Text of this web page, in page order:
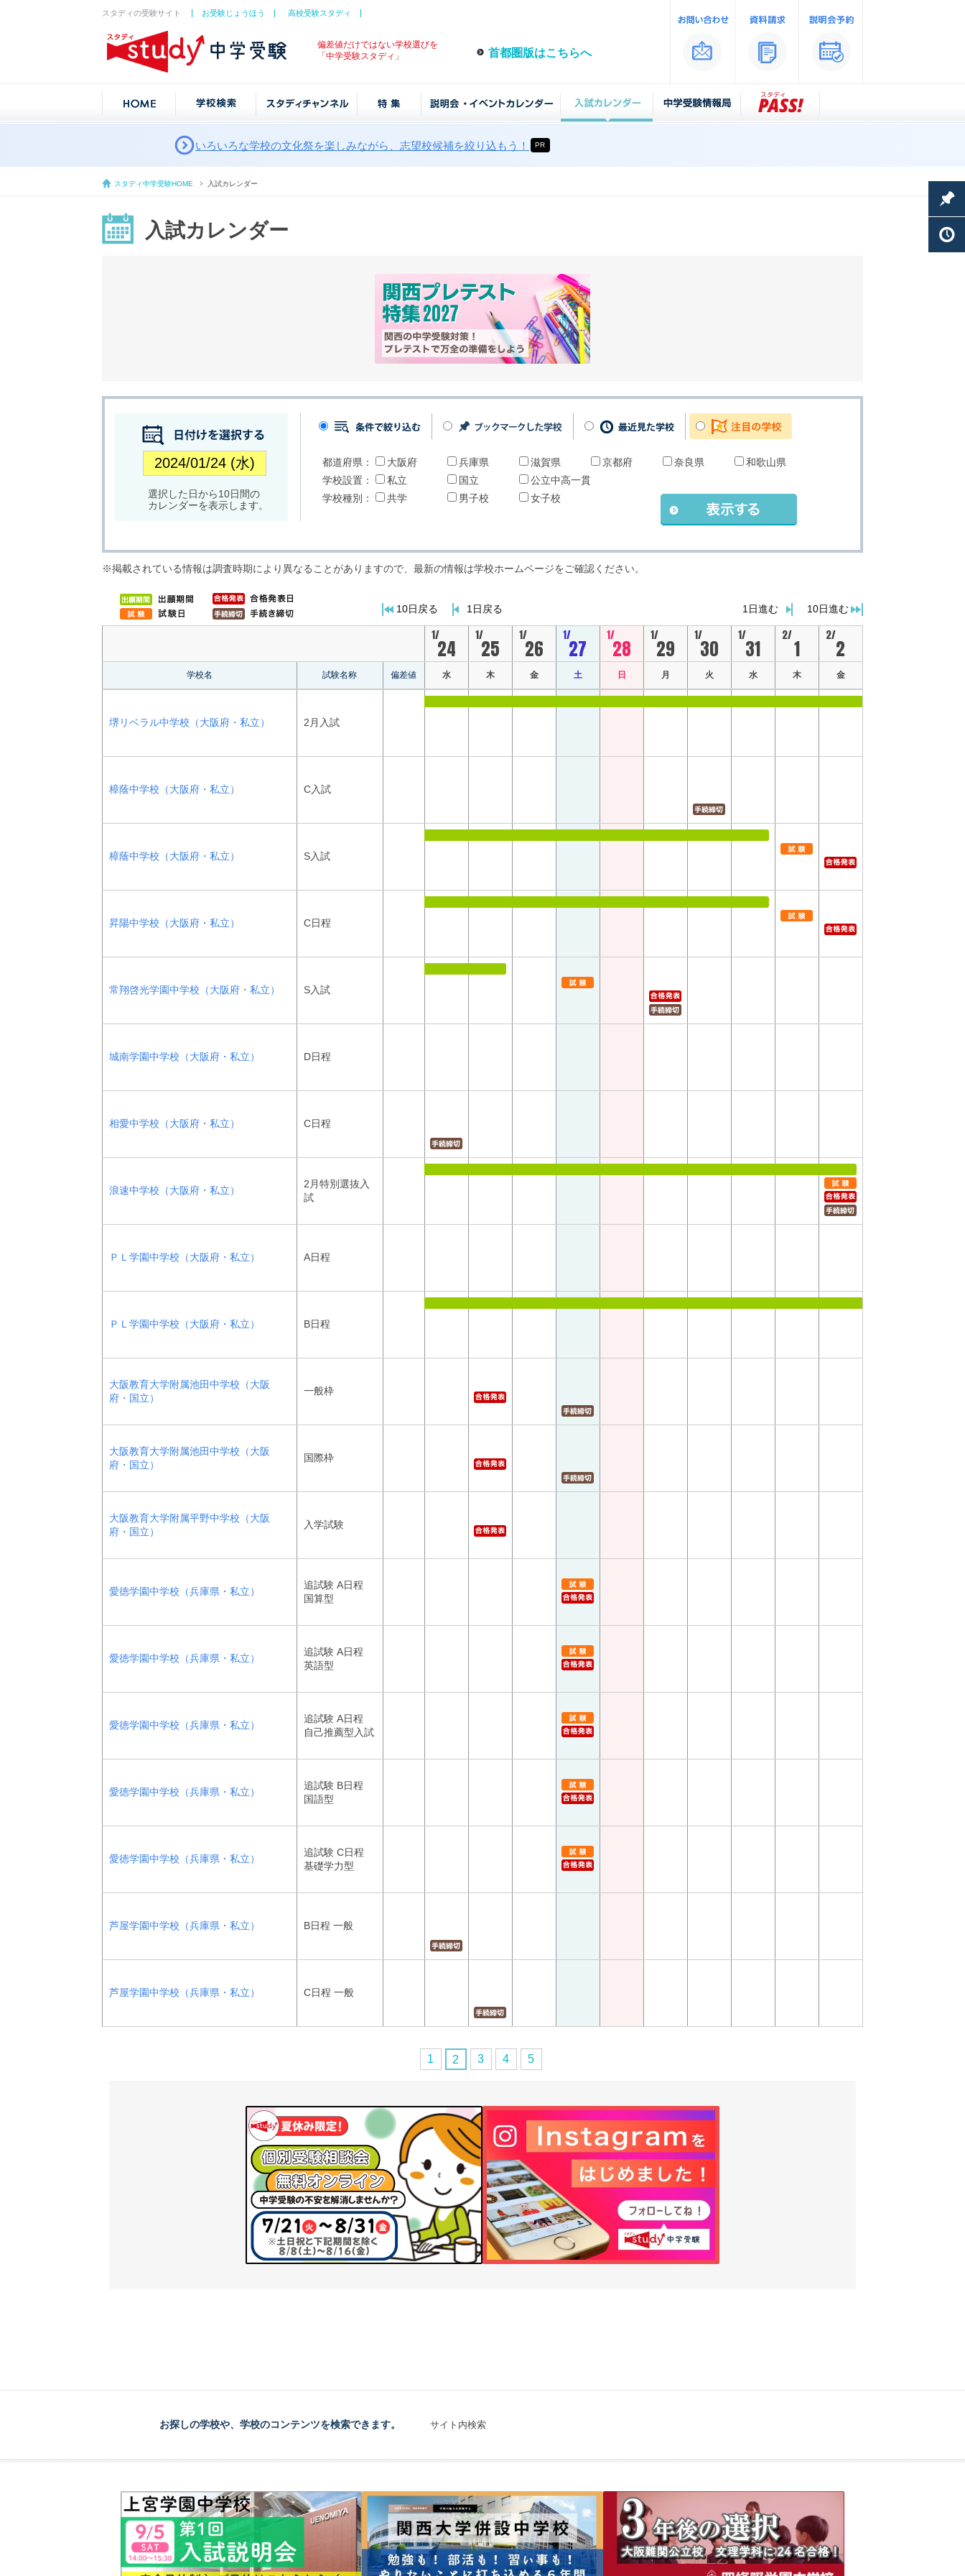
スタディの受験サイト お受験じょうほう 高校受験スタディ
偏差値だけではない学校選びを
「中学受験スタディ」
首都圏版はこちらへ
いろいろな学校の文化祭を楽しみながら、志望校候補を絞り込もう！ PR
スタディ中学受験HOME 入試カレンダー
入試カレンダー
選択した日から10日間の
カレンダーを表示します。
都道府県： 大阪府 兵庫県 滋賀県 京都府 奈良県
和歌山県
学校設置：
私立 国立
公立中高一貫
学校種別：
共学 男子校 女子校
※掲載されている情報は調査時期により異なることがありますので、最新の情報は学校ホームページをご確認ください。
10日戻る 1日戻る 10日進む
1日進む
1/
24
1/
25
1/
26
1/
27
1/
28
1/
29
1/
30
1/
31
2/
1
2/
2
学校名 試験名称 偏差値 水 木 金 土 日 月 火 水 木 金
堺リベラル中学校（大阪府・私立） 2月入試
樟蔭中学校（大阪府・私立） C入試
樟蔭中学校（大阪府・私立） S入試
昇陽中学校（大阪府・私立） C日程
常翔啓光学園中学校（大阪府・私立） S入試
城南学園中学校（大阪府・私立） D日程
相愛中学校（大阪府・私立） C日程
浪速中学校（大阪府・私立）
2月特別選抜入
試
ＰＬ学園中学校（大阪府・私立） A日程
ＰＬ学園中学校（大阪府・私立） B日程
大阪教育大学附属池田中学校（大阪
府・国立）
一般枠
大阪教育大学附属池田中学校（大阪
府・国立）
国際枠
大阪教育大学附属平野中学校（大阪
府・国立）
入学試験
愛徳学園中学校（兵庫県・私立）
追試験 A日程
国算型
愛徳学園中学校（兵庫県・私立）
追試験 A日程
英語型
愛徳学園中学校（兵庫県・私立）
追試験 A日程
自己推薦型入試
愛徳学園中学校（兵庫県・私立）
追試験 B日程
国語型
愛徳学園中学校（兵庫県・私立）
追試験 C日程
基礎学力型
芦屋学園中学校（兵庫県・私立） B日程 一般
芦屋学園中学校（兵庫県・私立） C日程 一般
1 2 3 4 5
お探しの学校や、学校のコンテンツを検索できます。 サイト内検索